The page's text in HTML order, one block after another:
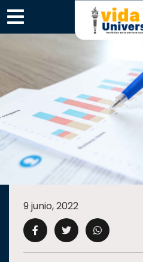
×
SECCIONES
ACADEMIA
CAMPUS UANL
9 junio, 2022